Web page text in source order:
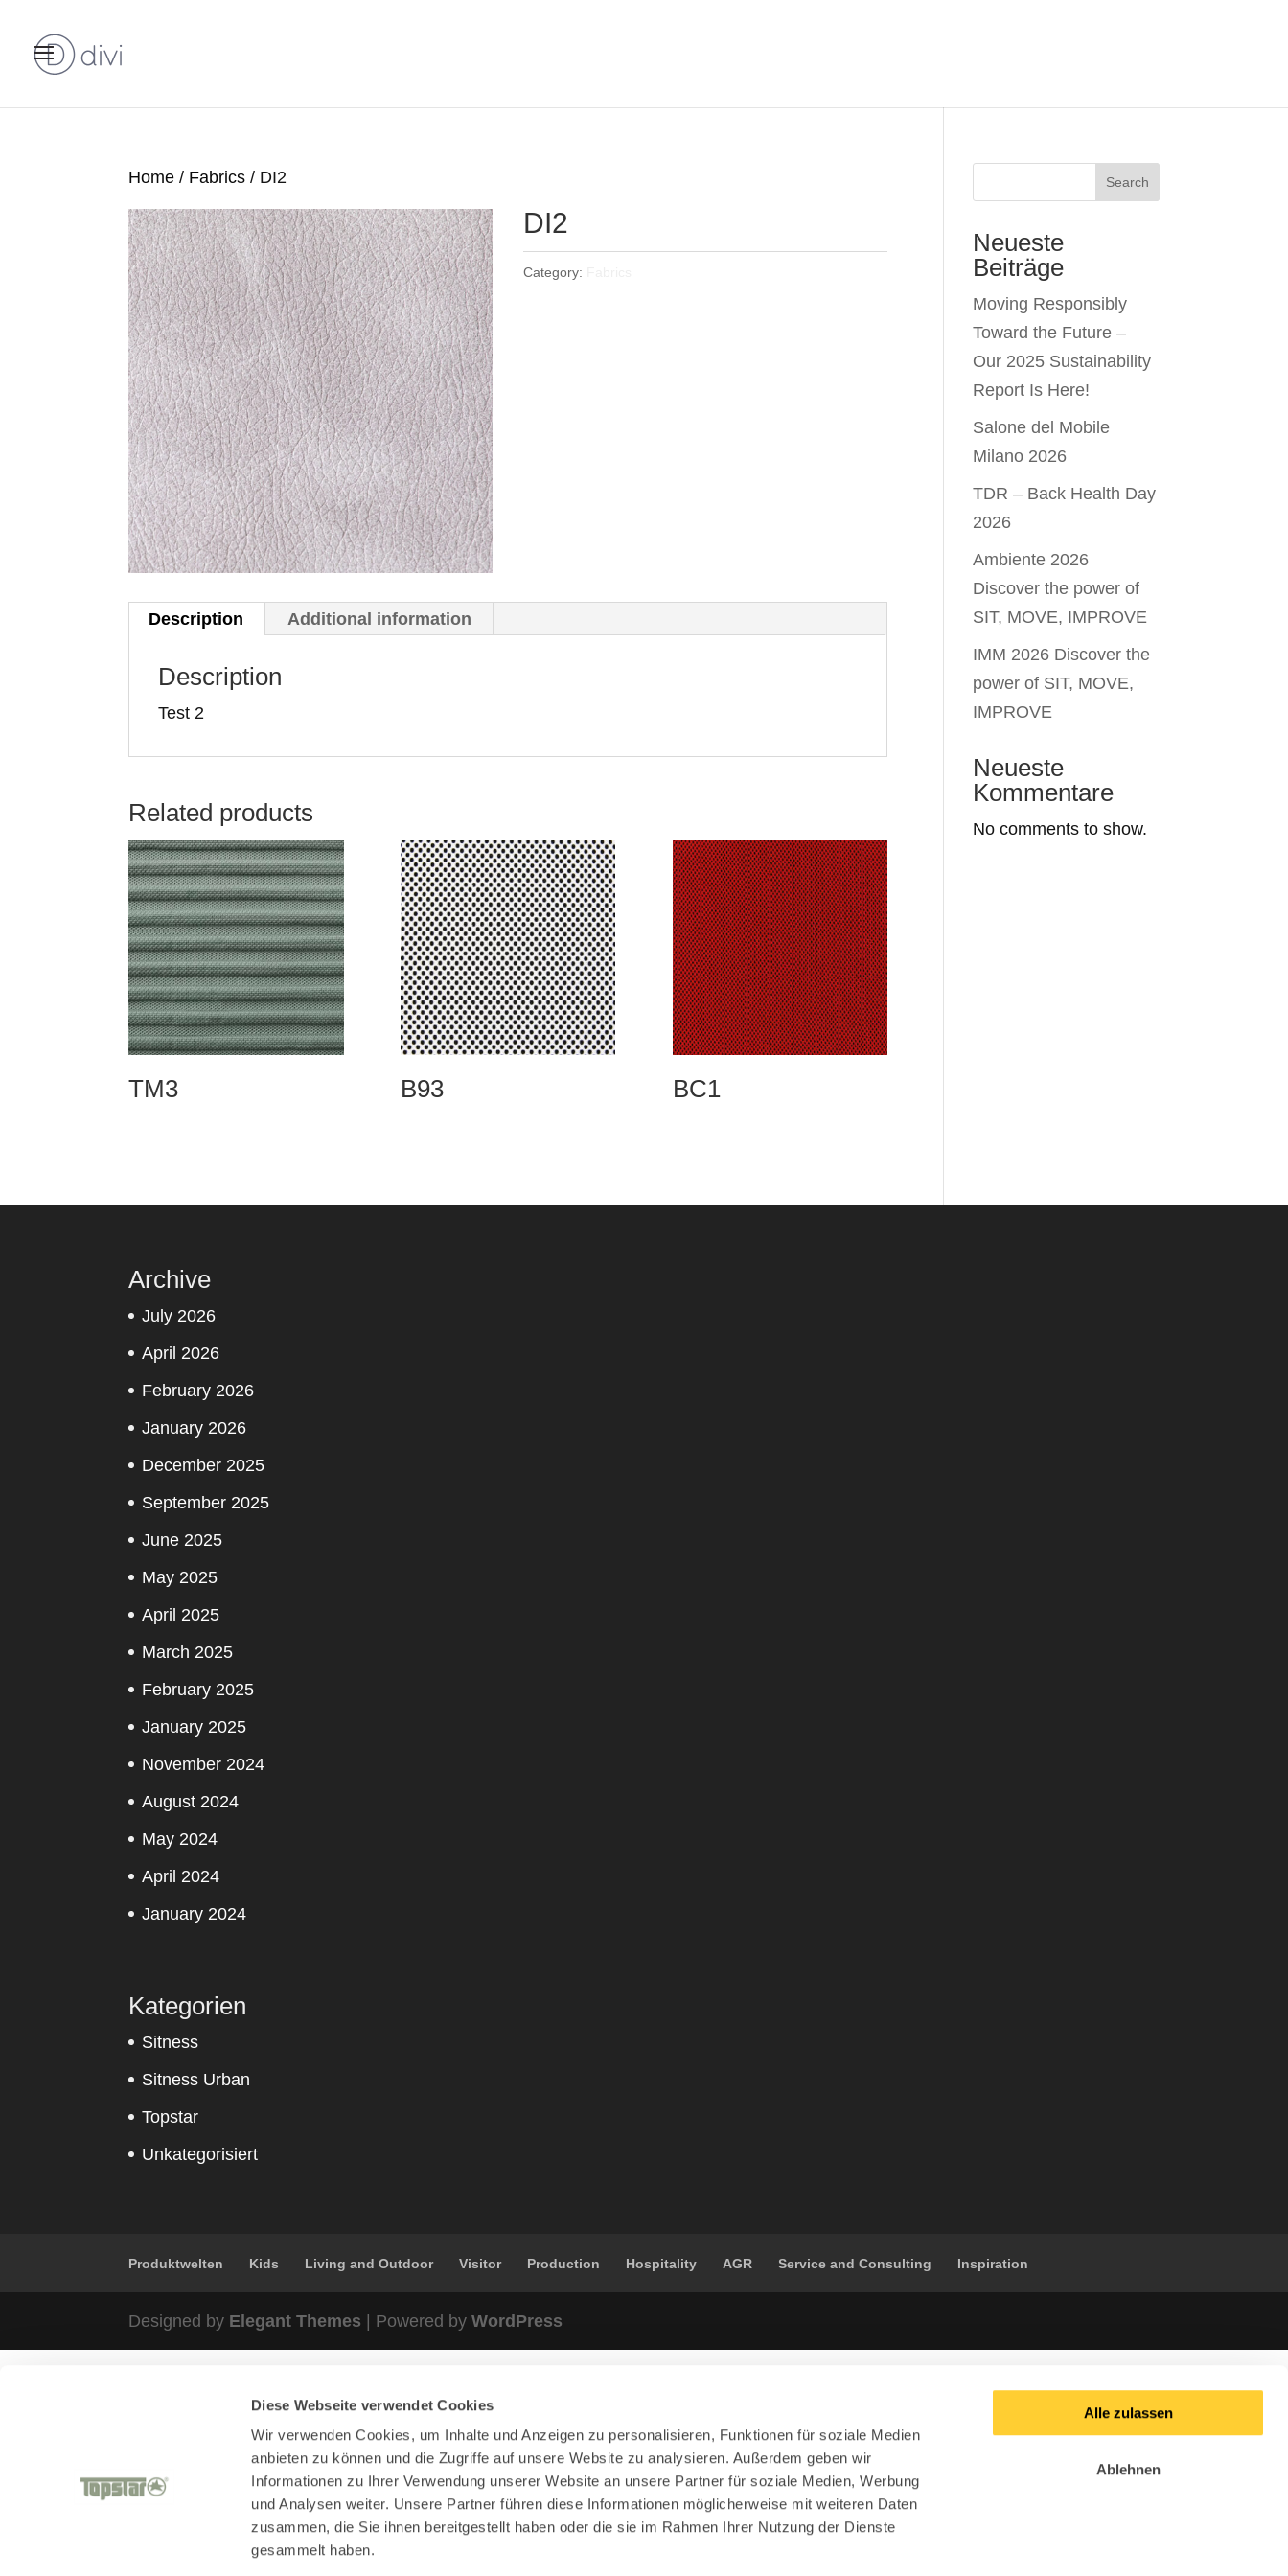
Diese Webseite verwendet Cookies
Wir verwenden Cookies, um Inhalte und Anzeigen zu personalisieren, Funktionen für soziale Medien
anbieten zu können und die Zugriffe auf unsere Website zu analysieren. Außerdem geben wir
Informationen zu Ihrer Verwendung unserer Website an unsere Partner für soziale Medien, Werbung
und Analysen weiter. Unsere Partner führen diese Informationen möglicherweise mit weiteren Daten
zusammen, die Sie ihnen bereitgestellt haben oder die sie im Rahmen Ihrer Nutzung der Dienste
gesammelt haben.
Alle zulassen
Ablehnen
Home / Fabrics / DI2
DI2
Category:
Description Additional information
Description
Test 2
Related products
TM3 B93 BC1
Search
Neueste
Beiträge
Moving Responsibly
Toward the Future –
Our 2025 Sustainability
Report Is Here!
Salone del Mobile
Milano 2026
TDR – Back Health Day
2026
Ambiente 2026
Discover the power of
SIT, MOVE, IMPROVE
IMM 2026 Discover the
power of SIT, MOVE,
IMPROVE
Neueste
Kommentare
No comments to show.
Archive
July 2026
April 2026
February 2026
January 2026
December 2025
September 2025
June 2025
May 2025
April 2025
March 2025
February 2025
January 2025
November 2024
August 2024
May 2024
April 2024
January 2024
Kategorien
Sitness
Sitness Urban
Topstar
Unkategorisiert
Produktwelten Kids Living and Outdoor Visitor Production Hospitality AGR Service and Consulting Inspiration
Designed by Elegant Themes | Powered byWordPress